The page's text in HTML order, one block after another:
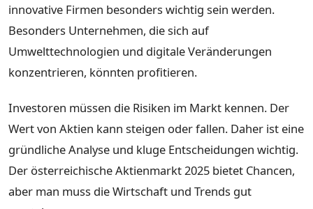
innovative Firmen besonders wichtig sein werden.
Besonders Unternehmen, die sich auf
Umwelttechnologien und digitale Veränderungen
konzentrieren, könnten profitieren.
Investoren müssen die Risiken im Markt kennen. Der
Wert von Aktien kann steigen oder fallen. Daher ist eine
gründliche Analyse und kluge Entscheidungen wichtig.
Der österreichische Aktienmarkt 2025 bietet Chancen,
aber man muss die Wirtschaft und Trends gut